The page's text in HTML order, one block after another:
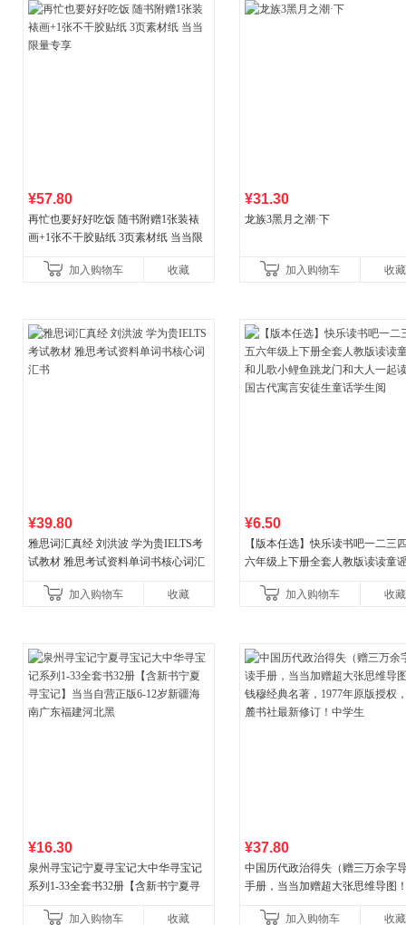
¥57.80
再忙也要好好吃饭 随书附赠1张装裱
画+1张不干胶贴纸 3页素材纸 当当限
加入购物车
收藏
¥31.30
龙族3黑月之潮·下
加入购物车 收藏
¥39.80
雅思词汇真经 刘洪波 学为贵IELTS考
试教材 雅思考试资料单词书核心词汇
加入购物车
收藏
¥6.50
【版本任选】快乐读书吧一二三
六年级上下册全套人教版读读童
古代寓言安徒生童话学生阅
加入购物车 收藏
¥16.30
泉州寻宝记宁夏寻宝记大中华寻宝记
系列1-33全套书32册【含新书宁夏寻
广东福建河北黑
加入购物车 收藏
¥37.80
中国历代政治得失（赠三万余字
手册，当当加赠超大张思维导图
书社最新修订！中学生
加入购物车 收藏